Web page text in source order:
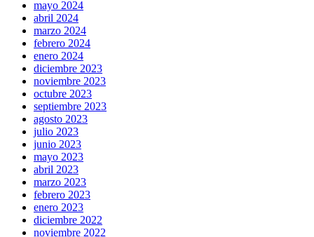
mayo 2024
abril 2024
marzo 2024
febrero 2024
enero 2024
diciembre 2023
noviembre 2023
octubre 2023
septiembre 2023
agosto 2023
julio 2023
junio 2023
mayo 2023
abril 2023
marzo 2023
febrero 2023
enero 2023
diciembre 2022
noviembre 2022